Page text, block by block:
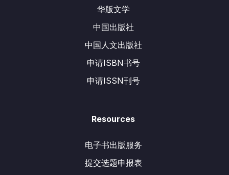
华版文学
中国出版社
中国人文出版社
申请ISBN书号
申请ISSN刊号
Resources
电子书出版服务
提交选题申报表